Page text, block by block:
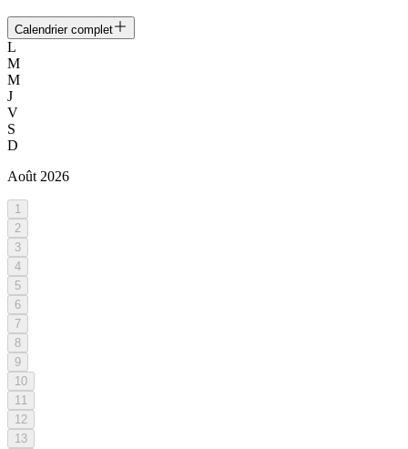
Calendrier complet
L
M
M
J
V
S
D
Août 2026
1
2
3
4
5
6
7
8
9
10
11
12
13